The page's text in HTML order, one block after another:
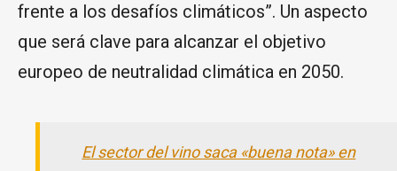
frente a los desafíos climáticos”. Un aspecto
que será clave para alcanzar el objetivo
europeo de neutralidad climática en 2050.
El sector del vino saca «buena nota» en